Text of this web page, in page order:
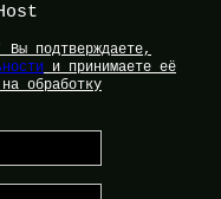
Вы подтверждаете,
и принимаете её
обработку